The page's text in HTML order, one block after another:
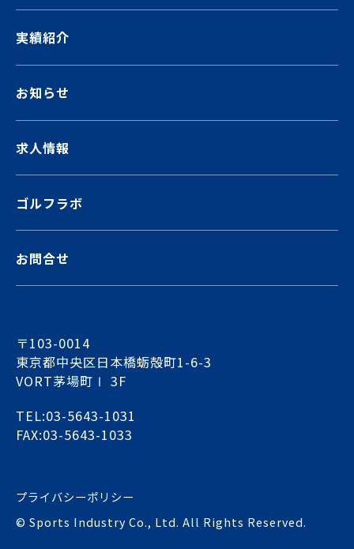
実績紹介
お知らせ
求人情報
ゴルフラボ
お問合せ
〒103-0014
東京都中央区日本橋蛎殻町1-6-3
VORT茅場町Ⅰ 3F
TEL:03-5643-1031
FAX:03-5643-1033
© Sports Industry Co., Ltd. All Rights Reserved.
プライバシーポリシー